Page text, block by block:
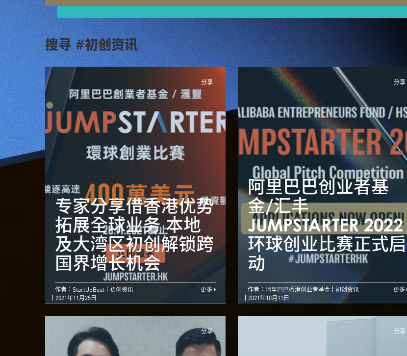
搜寻 #初创资讯
分享
专家分享借香港优势
拓展全球业务 本地
及大湾区初创解锁跨
国界增长机会
专家分享借香港优势
拓展全球业务 本地
及大湾区初创解锁跨
国界增长机会
作者：StartUpBeat
初创资讯
2021年11月25日
更多
分享
阿里巴巴创业者基
金/汇丰
JUMPSTARTER 2022
环球创业比赛正式启
动
作者：阿里巴巴香港创业者基金
初创资讯
2021年10月11日
更多
分享 分享